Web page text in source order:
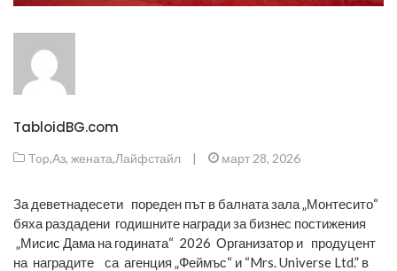
TabloidBG.com
Top,Аз, жената,Лайфстайл | март 28, 2026
За деветнадесети пореден път в балната зала „Монтесито“
бяха раздадени годишните награди за бизнес постижения
„Мисис Дама на годината“ 2026 Организатор и продуцент
на наградите са агенция „Феймъс“ и “Mrs. Universe Ltd.” в